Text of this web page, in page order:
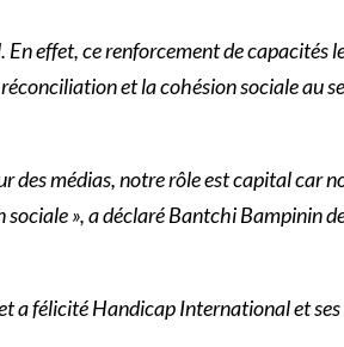
effet, ce renforcement de capacités
et la cohésion sociale au
des médias, notre rôle est capital car
», a déclaré Bantchi Bampinin
a félicité Handicap International et ses